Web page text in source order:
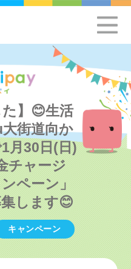
た】😊生活
街道向か
月30日(日)
チャージ
ペーン」
します😊
キャンペーン